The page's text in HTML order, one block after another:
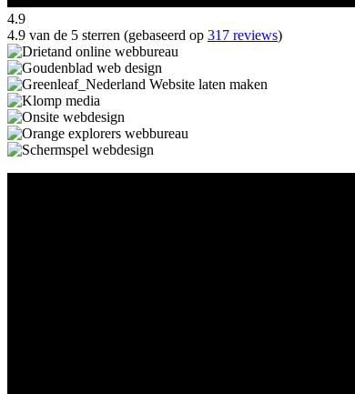
4.9
4.9 van de 5 sterren (gebaseerd op 317 reviews)